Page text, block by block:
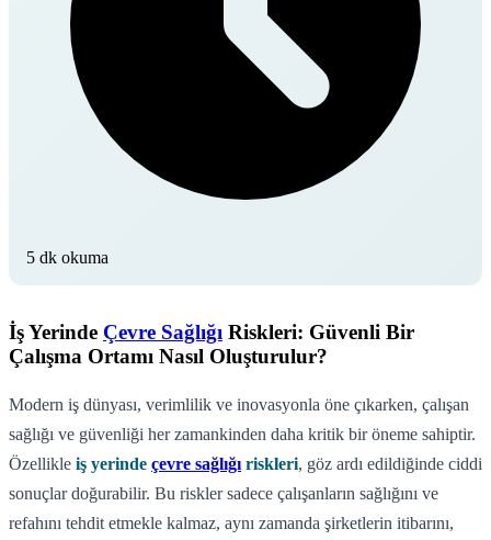
5 dk okuma
İş Yerinde Çevre Sağlığı Riskleri: Güvenli Bir
Çalışma Ortamı Nasıl Oluşturulur?
Modern iş dünyası, verimlilik ve inovasyonla öne çıkarken, çalışan
sağlığı ve güvenliği her zamankinden daha kritik bir öneme sahiptir.
Özellikle iş yerinde çevre sağlığı riskleri, göz ardı edildiğinde ciddi
sonuçlar doğurabilir. Bu riskler sadece çalışanların sağlığını ve
refahını tehdit etmekle kalmaz, aynı zamanda şirketlerin itibarını,